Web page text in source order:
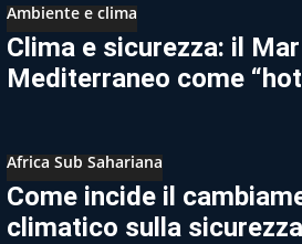
Ambiente e clima
Clima e sicurezza: il Mar
Mediterraneo come
Africa Sub Sahariana
Come incide il
climatico sulla